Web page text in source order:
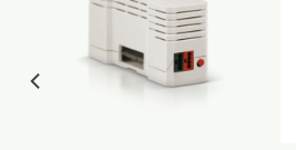
Favoritos